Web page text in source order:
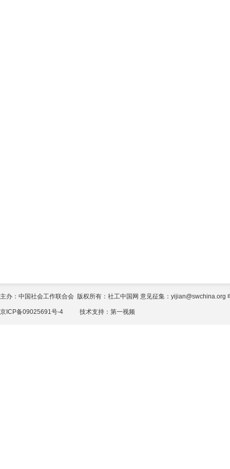
主办：中国社会工作联合会 版权所有：社工中国网 意见征集：yijian@swchina.org
京ICP备09025691号-4 技术支持： 第一视频